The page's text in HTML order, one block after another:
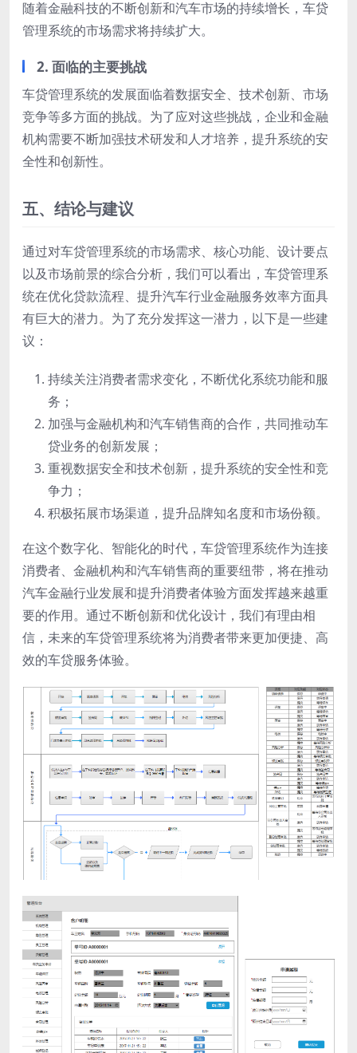
随着金融科技的不断创新和汽车市场的持续增长，车贷
管理系统的市场需求将持续扩大。
2. 面临的主要挑战
车贷管理系统的发展面临着数据安全、技术创新、市场
竞争等多方面的挑战。为了应对这些挑战，企业和金融
机构需要不断加强技术研发和人才培养，提升系统的安
全性和创新性。
五、结论与建议
通过对车贷管理系统的市场需求、核心功能、设计要点
以及市场前景的综合分析，我们可以看出，车贷管理系
统在优化贷款流程、提升汽车行业金融服务效率方面具
有巨大的潜力。为了充分发挥这一潜力，以下是一些建
议：
持续关注消费者需求变化，不断优化系统功能和服
务；
加强与金融机构和汽车销售商的合作，共同推动车
贷业务的创新发展；
重视数据安全和技术创新，提升系统的安全性和竞
争力；
积极拓展市场渠道，提升品牌知名度和市场份额。
在这个数字化、智能化的时代，车贷管理系统作为连接
消费者、金融机构和汽车销售商的重要纽带，将在推动
汽车金融行业发展和提升消费者体验方面发挥越来越重
要的作用。通过不断创新和优化设计，我们有理由相
信，未来的车贷管理系统将为消费者带来更加便捷、高
效的车贷服务体验。